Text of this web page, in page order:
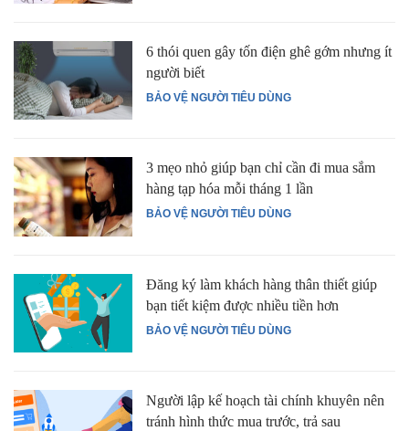
BẢO VỆ NGƯỜI TIÊU DÙNG
6 thói quen gây tốn điện ghê gớm nhưng ít
người biết
BẢO VỆ NGƯỜI TIÊU DÙNG
3 mẹo nhỏ giúp bạn chỉ cần đi mua sắm
hàng tạp hóa mỗi tháng 1 lần
BẢO VỆ NGƯỜI TIÊU DÙNG
Đăng ký làm khách hàng thân thiết giúp
bạn tiết kiệm được nhiều tiền hơn
Người lập kế hoạch tài chính khuyên nên
tránh hình thức mua trước, trả sau